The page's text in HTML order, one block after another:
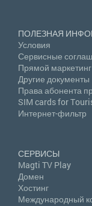
ПОЛЕЗНАЯ
Условия
Сервисные
Прямой маркетинг
Другие документы
Права абонента
SIM cards for
Интернет-фильтр
СЕРВИСЫ
Magti TV Play
Домен
Хостинг
Международный